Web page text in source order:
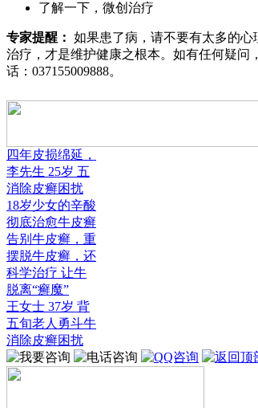
了解一下，微创治疗
专家提醒： 如果患了病，请不要有太多的
治疗，才是维护健康之根本。如有任何疑问
话： 037155009888。
四年皮损绵延，
李先生 25岁 五
消除皮癣困扰
18岁少女的辛酸
彻底治愈牛皮癣
告别牛皮癣，重
摆脱牛皮癣，还
科学治疗 让牛
脱离“癣魔”
王女士 37岁 背
五旬老人勇斗牛
消除皮癣困扰